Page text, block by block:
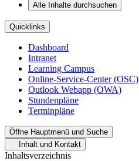
Alle Inhalte durchsuchen
Quicklinks
Dashboard
Intranet
Learning Campus
Online-Service-Center (OSC)
Outlook Webapp (OWA)
Stundenpläne
Terminpläne
Öffne Hauptmenü und Suche
Inhalt und Kontakt
Inhaltsverzeichnis